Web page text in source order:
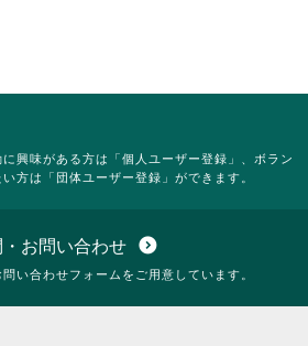
興味がある方は「個人ユーザー登録」、ボラン
方は「団体ユーザー登録」ができます。
お問い合わせ expand_circle_down
い合わせフォームをご用意しています。